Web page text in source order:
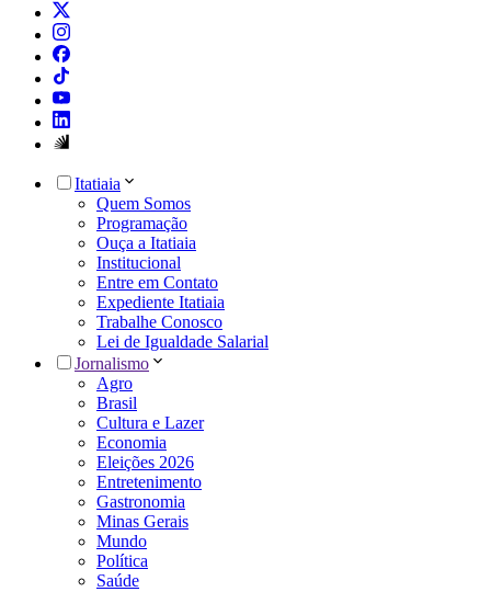
Itatiaia
Quem Somos
Programação
Ouça a Itatiaia
Institucional
Entre em Contato
Expediente Itatiaia
Trabalhe Conosco
Lei de Igualdade Salarial
Jornalismo
Agro
Brasil
Cultura e Lazer
Economia
Eleições 2026
Entretenimento
Gastronomia
Minas Gerais
Mundo
Política
Saúde